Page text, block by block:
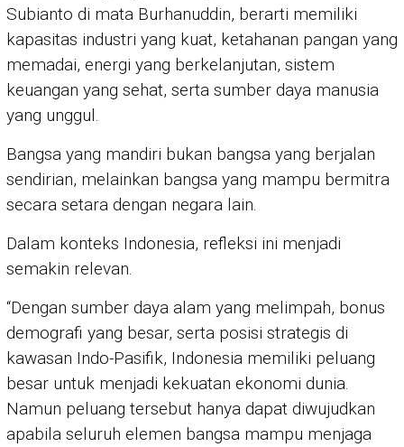
Subianto di mata Burhanuddin, berarti memiliki
kapasitas industri yang kuat, ketahanan pangan yang
memadai, energi yang berkelanjutan, sistem
keuangan yang sehat, serta sumber daya manusia
yang unggul.
Bangsa yang mandiri bukan bangsa yang berjalan
sendirian, melainkan bangsa yang mampu bermitra
secara setara dengan negara lain.
Dalam konteks Indonesia, refleksi ini menjadi
semakin relevan.
“Dengan sumber daya alam yang melimpah, bonus
demografi yang besar, serta posisi strategis di
kawasan Indo-Pasifik, Indonesia memiliki peluang
besar untuk menjadi kekuatan ekonomi dunia.
Namun peluang tersebut hanya dapat diwujudkan
apabila seluruh elemen bangsa mampu menjaga